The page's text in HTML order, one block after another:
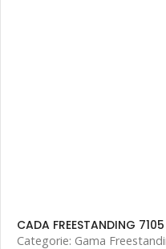
CADA FREESTANDING 7105
Categorie: Gama